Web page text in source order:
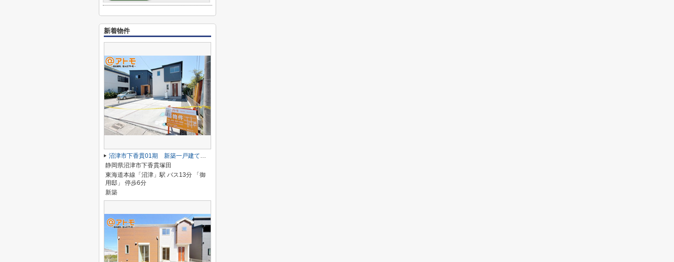
新着物件
沼津市下香貫01期 新築一戸建て 全1棟
静岡県沼津市下香貫塚田
東海道本線「沼津」駅 バス13分 「御
用邸」 停歩6分
新築